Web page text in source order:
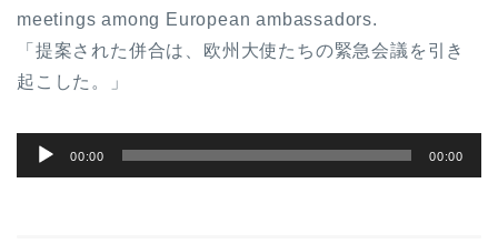
meetings among European ambassadors.
「提案された併合は、欧州大使たちの緊急会議を引き
起こした。」
声
00:00 00:00